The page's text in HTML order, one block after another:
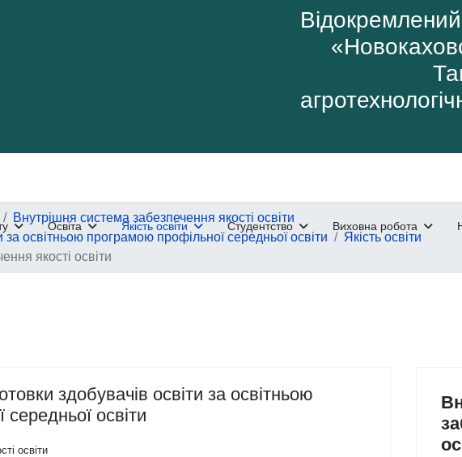
Відокремлений
Освіта Якість освіти Студентство Виховна робота
Внутрішня система забезпечення якості освіти
за освітньою програмою профільної середньої освіти
Якість освіти
якості освіти
здобувачів освіти за освітньою
освіти
освіти